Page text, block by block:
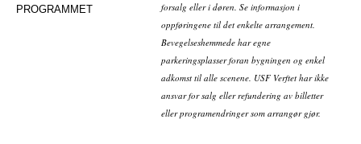
PROGRAMMET
forsalg eller i døren. Se informasjon i
oppføringene til det enkelte arrangement.
Bevegelseshemmede har egne
parkeringsplasser foran bygningen og enkel
adkomst til alle scenene. USF Verftet har ikke
ansvar for salg eller refundering av billetter
eller programendringer som arrangør gjør.